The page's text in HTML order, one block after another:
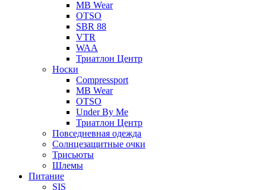
MB Wear
OTSO
SBR 88
VTR
WAA
Триатлон Центр
Носки
Compressport
MB Wear
OTSO
Under By Me
Триатлон Центр
Повседневная одежда
Солнцезащитные очки
Трисьюты
Шлемы
Питание
SIS